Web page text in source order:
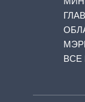
ВСЕ